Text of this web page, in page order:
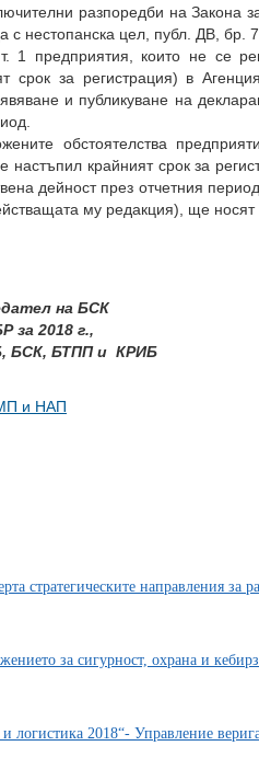
разпоредби на Закона
с нестопанска цел, публ. ДВ, бр.
1 предприятия, които не се
срок за регистрация) в
и публикуване на
обстоятелства
настъпил крайният срок за
дейност през отчетния
му редакция), ще носят
на БСК
за 2018 г.,
БСК, БТПП и КРИБ
и НАП
стратегическите направления за
за сигурност, охрана и
логистика 2018“- Управление